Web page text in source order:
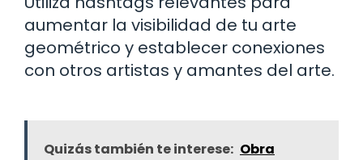
aumentar la visibilidad de tu arte
geométrico y establecer conexiones
con otros artistas y amantes del arte.
Quizás también te interese: Obra